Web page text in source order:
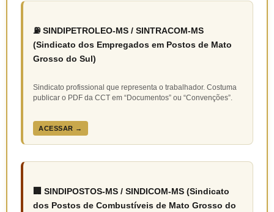
⛽ SINDIPETROLEO-MS / SINTRACOM-MS
(Sindicato dos Empregados em Postos de Mato
Grosso do Sul)
Sindicato profissional que representa o trabalhador. Costuma
publicar o PDF da CCT em “Documentos” ou “Convenções”.
ACESSAR →
🏢 SINDIPOSTOS-MS / SINDICOM-MS (Sindicato
dos Postos de Combustíveis de Mato Grosso do